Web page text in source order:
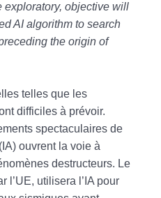
exploratory, objective will
AI algorithm to search
the origin of
telles que les
difficiles à prévoir.
spectaculaires de
ouvrent la voie à
destructeurs. Le
l’UE, utilisera l’IA pour